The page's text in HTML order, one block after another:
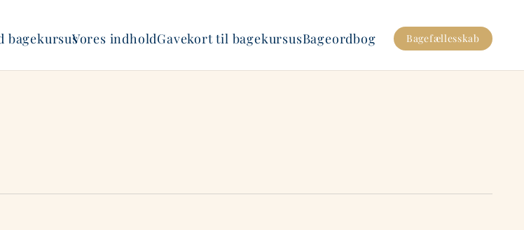
bagekursusVores indholdGavekort til bagekursusBageordbog Bagefællesskab